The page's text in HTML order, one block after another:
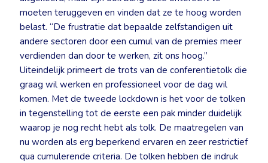
moeten teruggeven en vinden dat ze te hoog worden
belast. “De frustratie dat bepaalde zelfstandigen uit
andere sectoren door een cumul van de premies meer
verdienden dan door te werken, zit ons hoog.”
Uiteindelijk primeert de trots van de conferentietolk die
graag wil werken en professioneel voor de dag wil
komen. Met de tweede lockdown is het voor de tolken
in tegenstelling tot de eerste een pak minder duidelijk
waarop je nog recht hebt als tolk. De maatregelen van
nu worden als erg beperkend ervaren en zeer restrictief
qua cumulerende criteria. De tolken hebben de indruk